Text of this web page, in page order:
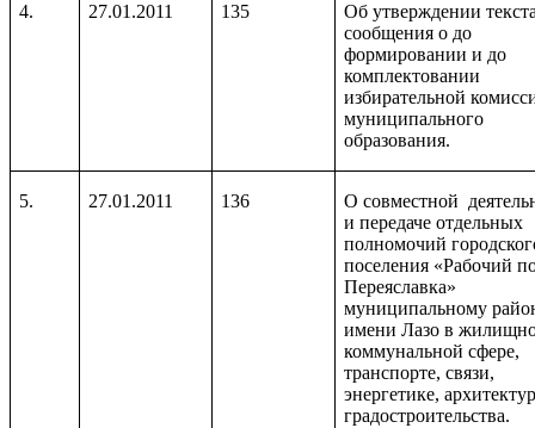
4. 27.01.2011 135
Об утверждении
сообщения о до
формировании и до
комплектовании
избирательной
муниципального
образования.
5. 27.01.2011 136
О совместной
и передаче отдельных
полномочий
поселения «Рабочий
Переяславка»
муниципальному
имени Лазо в
коммунальной сфере,
транспорте, связи,
энергетике,
градостроительства.